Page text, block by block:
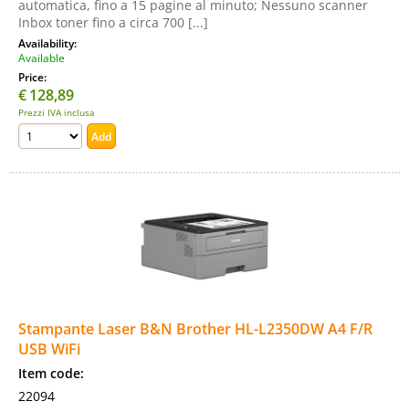
automatica, fino a 15 pagine al minuto; Nessuno scanner
Inbox toner fino a circa 700 [...]
Availability:
Available
Price:
€128,89
Prezzi IVA inclusa
Stampante Laser B&N Brother HL-L2350DW A4 F/R
USB WiFi
Item code:
22094